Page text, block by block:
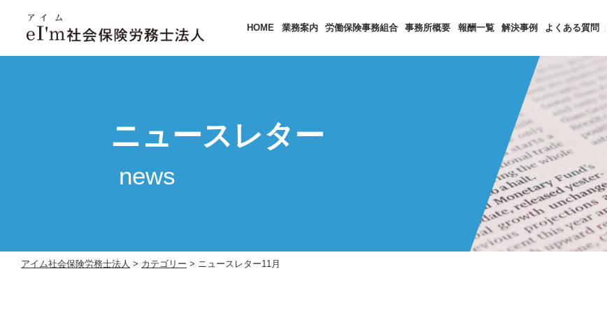
HOME 業務案内 労働保険事務組合 事務所概要 報酬一覧 解決事例 よくある質問
ニュースレター
news
アイム社会保険労務士法人 > カテゴリー > ニュースレター11月